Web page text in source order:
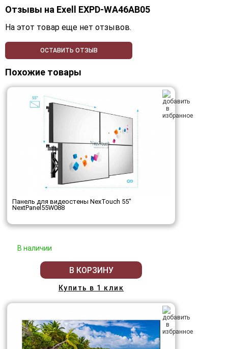
Отзывы на Exell EXPD-WA46AB05
На этот товар еще нет отзывов.
ОСТАВИТЬ ОТЗЫВ
Похожие товары
Панель для видеостены NexTouch 55"
NextPanel55W088
В наличии
В КОРЗИНУ
Купить в 1 клик